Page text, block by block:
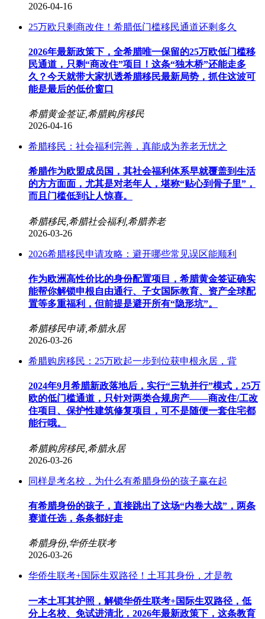
2026-04-16
25万欧只剩商改住！希腊低门槛移民通道还剩多久
2026年最新政策下，全希腊唯一保留的25万欧低门槛移
民通道，只剩“商改住”项目！这条“独木桥”还能走多
久？今天就带大家扒透希腊移民最新局势，抓住这波可
能是最后的低价窗口
希腊黄金签证,希腊购房移民
2026-04-16
希腊移民：社会福利完善，真能成为养老无忧之
希腊作为欧盟成员国，其社会福利体系早就覆盖到生活
的方方面面，尤其是对老年人，堪称“贴心到骨子里”，
而且门槛低到让人惊喜。
希腊移民,希腊社会福利,希腊养老
2026-03-26
2026希腊移民申请攻略：避开哪些常见误区能顺利
作为欧洲高性价比的身份配置项目，希腊黄金签证确实
能帮你解锁申根自由通行、子女国际教育、资产全球配
置等多重福利，但前提是避开所有“隐形坑”。
希腊移民申请,希腊永居
2026-03-26
希腊购房移民：25万欧起一步到位获申根永居，背
2024年9月希腊新政落地后，实行“三轨并行”模式，25万
欧的低门槛通道，只针对两类合规房产——商改住/工改
住项目、保护性建筑修复项目，可不是随便一套住宅都
能行哦。
希腊购房移民,希腊永居
2026-03-26
同样是考名校，为什么有希腊身份的孩子赢在起
有希腊身份的孩子，直接跳出了这场“内卷大战”，两条
赛道任选，条条都好走
希腊身份,华侨生联考
2026-03-26
华侨生联考+国际生双路径！土耳其身份，才是教
一本土耳其护照，解锁华侨生联考+国际生双路径，低
分上名校、免试进清北，2026年最新政策下，这条教育